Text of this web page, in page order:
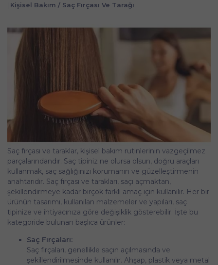
| Kişisel Bakım / Saç Fırçası Ve Tarağı
Saç fırçası ve taraklar, kişisel bakım rutinlerinin vazgeçilmez
parçalarındandır. Saç tipiniz ne olursa olsun, doğru araçları
kullanmak, saç sağlığınızı korumanın ve güzelleştirmenin
anahtarıdır. Saç fırçası ve tarakları, saçı açmaktan,
şekillendirmeye kadar birçok farklı amaç için kullanılır. Her bir
ürünün tasarımı, kullanılan malzemeler ve yapıları, saç
tipinize ve ihtiyacınıza göre değişiklik gösterebilir. İşte bu
kategoride bulunan başlıca ürünler:
Saç Fırçaları:
Saç fırçaları, genellikle saçın açılmasında ve
şekillendirilmesinde kullanılır. Ahşap, plastik veya metal